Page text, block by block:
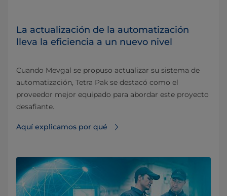
La actualización de la automatización
lleva la eficiencia a un nuevo nivel
Cuando Mevgal se propuso actualizar su sistema de
automatización, Tetra Pak se destacó como el
proveedor mejor equipado para abordar este proyecto
desafiante.
Aquí explicamos por qué